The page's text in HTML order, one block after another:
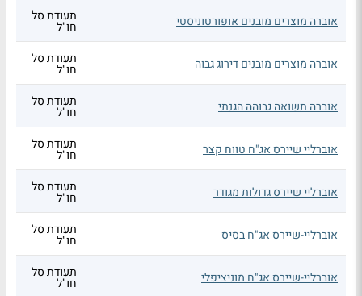
אוברה מוצרים מובנים אופורטוניסטי תעודת סל
חו"ל
אוברה מוצרים מובנים דירוג גבוה תעודת סל
חו"ל
אוברה תשואה גבוהה הגנתי תעודת סל
חו"ל
אוברליי שיירס אג"ח טווח קצר תעודת סל
חו"ל
אוברליי שיירס גדולות מגודר תעודת סל
חו"ל
אוברליי-שיירס אג"ח בסיס תעודת סל
חו"ל
אוברליי-שיירס אג"ח מוניציפלי תעודת סל
חו"ל